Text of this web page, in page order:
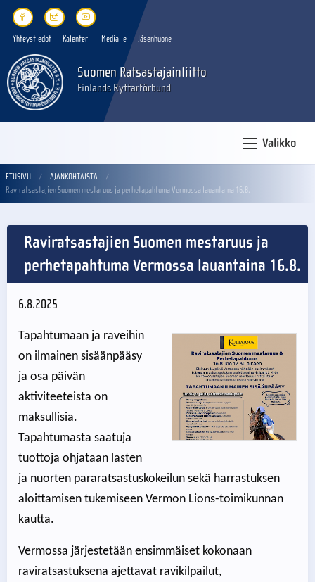
Yhteystiedot Kalenteri Medialle Jäsenhuone
Suomen Ratsastajainliitto
Finlands Ryttarförbund
Valikko
ETUSIVU
AJANKOHTAISTA
Raviratsastajien Suomen mestaruus ja perhetapahtuma Vermossa lauantaina 16.8.
Raviratsastajien Suomen mestaruus ja
perhetapahtuma Vermossa lauantaina 16.8.
6.8.2025
Tapahtumaan ja raveihin
on ilmainen sisäänpääsy
ja osa päivän
aktiviteeteista on
maksullisia.
Tapahtumasta saatuja
tuottoja ohjataan lasten
ja nuorten pararatsastuskokeilun sekä harrastuksen
aloittamisen tukemiseen Vermon Lions-toimikunnan
kautta.
Vermossa järjestetään ensimmäiset kokonaan
raviratsastuksena ajettavat ravikilpailut,